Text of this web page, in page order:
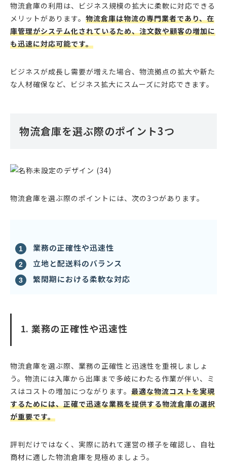
物流倉庫の利用は、ビジネス規模の拡大に柔軟に対応できる
メリットがあります。 物流倉庫は物流の専門業者であり、在
庫管理がシステム化されているため、注文数や顧客の増加に
も迅速に対応可能です。
ビジネスが成長し需要が増えた場合、物流拠点の拡大や新た
な人材確保など、ビジネス拡大にスムーズに対応できます。
物流倉庫を選ぶ際のポイント3つ
物流倉庫を選ぶ際のポイントには、次の3つがあります。
業務の正確性や迅速性
立地と配送料のバランス
繁閑期における柔軟な対応
1. 業務の正確性や迅速性
物流倉庫を選ぶ際、業務の正確性と迅速性を重視しましょ
う。物流には入庫から出庫まで多岐にわたる作業が伴い、ミ
スはコストの増加につながります。 最適な物流コストを実現
するためには、正確で迅速な業務を提供する物流倉庫の選択
が重要です。
評判だけではなく、実際に訪れて運営の様子を確認し、自社
商材に適した物流倉庫を見極めましょう。